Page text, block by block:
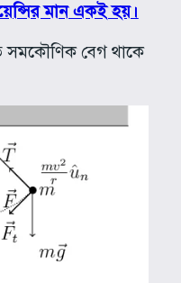
মান একই হয়।
বেগ থাকে